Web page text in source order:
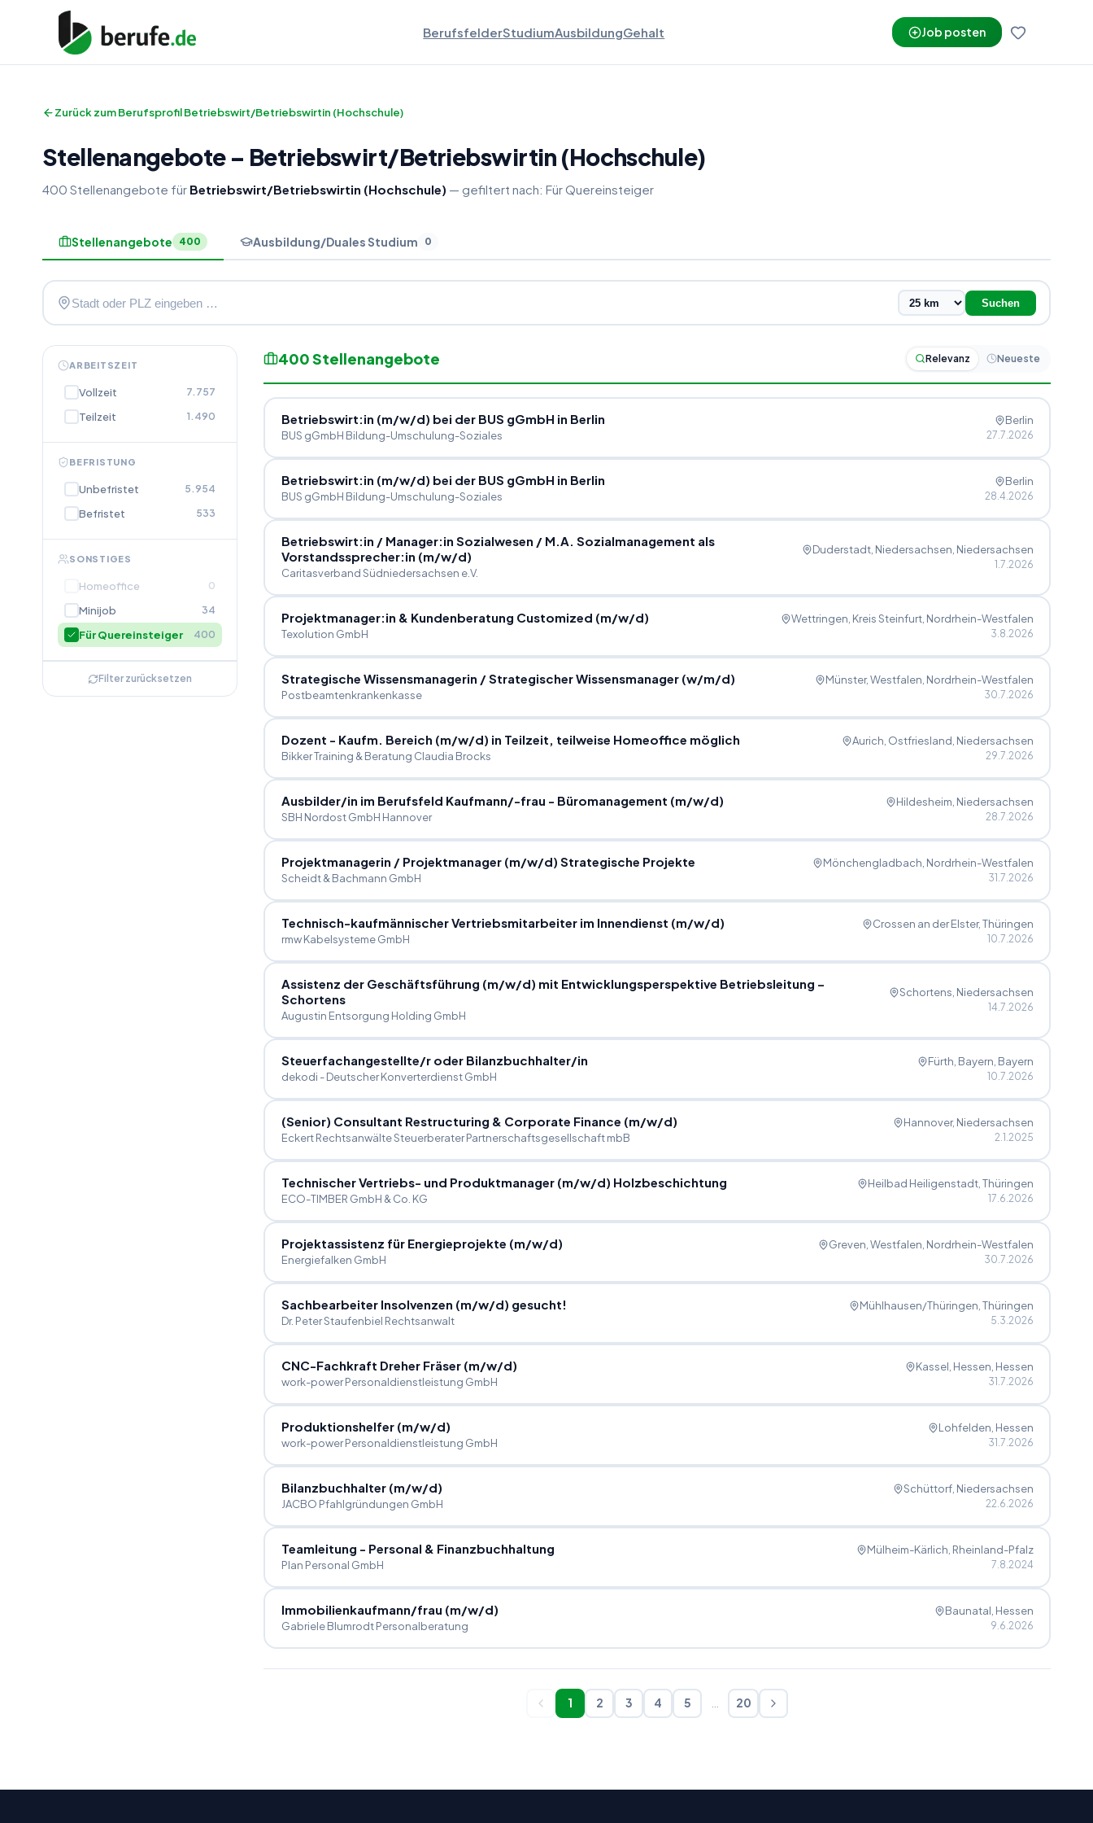
BerufsfelderStudiumAusbildungGehalt Job posten
Zurück zum BerufsprofilBetriebswirt/Betriebswirtin (Hochschule)
Stellenangebote– Betriebswirt/Betriebswirtin (Hochschule)
400 Stellenangebote für Betriebswirt/Betriebswirtin (Hochschule) — gefiltert nach: Für Quereinsteiger
Stellenangebote 400 Ausbildung/Duales Studium 0
Suchen
ARBEITSZEIT
Vollzeit 7.757
Teilzeit 1.490
BEFRISTUNG
Unbefristet 5.954
Befristet 533
SONSTIGES
Homeoffice 0
Minijob 34
Für Quereinsteiger 400
Filter zurücksetzen
400Stellenangebote Relevanz Neueste
Betriebswirt:in (m/w/d) bei der BUS gGmbH in Berlin
BUS gGmbH Bildung-Umschulung-Soziales
Berlin
27.7.2026
Betriebswirt:in (m/w/d) bei der BUS gGmbH in Berlin
BUS gGmbH Bildung-Umschulung-Soziales
Berlin
28.4.2026
Betriebswirt:in /Manager:in Sozialwesen /M.A. Sozialmanagement als
Vorstandssprecher:in (m/w/d)
Caritasverband Südniedersachsen e.V.
Duderstadt, Niedersachsen , Niedersachsen
1.7.2026
Projektmanager:in & Kundenberatung Customized (m/w/d)
Texolution GmbH
Wettringen, Kreis Steinfurt, Nordrhein-Westfalen
3.8.2026
Strategische Wissensmanagerin /Strategischer Wissensmanager (w/m/d)
Postbeamtenkrankenkasse
Münster, Westfalen , Nordrhein-Westfalen
30.7.2026
Dozent - Kaufm. Bereich (m/w/d) in Teilzeit, teilweise Homeoffice möglich
Bikker Training & Beratung Claudia Brocks
Aurich, Ostfriesland , Niedersachsen
29.7.2026
Ausbilder/in im Berufsfeld Kaufmann/-frau - Büromanagement (m/w/d)
SBH Nordost GmbH Hannover
Hildesheim , Niedersachsen
28.7.2026
Projektmanagerin /Projektmanager (m/w/d) Strategische Projekte
Scheidt & Bachmann GmbH
Mönchengladbach , Nordrhein-Westfalen
31.7.2026
Technisch-kaufmännischer Vertriebsmitarbeiter im Innendienst (m/w/d)
rmw Kabelsysteme GmbH
Crossen an der Elster, Thüringen
10.7.2026
Assistenz der Geschäftsführung (m/w/d) mit Entwicklungsperspektive Betriebsleitung –
Schortens
Augustin Entsorgung Holding GmbH
Schortens , Niedersachsen
14.7.2026
Steuerfachangestellte/r oder Bilanzbuchhalter/in
dekodi - Deutscher Konverterdienst GmbH
Fürth, Bayern , Bayern
10.7.2026
(Senior) Consultant Restructuring & Corporate Finance (m/w/d)
Eckert Rechtsanwälte Steuerberater Partnerschaftsgesellschaft mbB
Hannover, Niedersachsen
2.1.2025
Technischer Vertriebs- und Produktmanager (m/w/d) Holzbeschichtung
ECO-TIMBER GmbH & Co. KG
Heilbad Heiligenstadt, Thüringen
17.6.2026
Projektassistenz für Energieprojekte (m/w/d)
Energiefalken GmbH
Greven, Westfalen , Nordrhein-Westfalen
30.7.2026
Sachbearbeiter Insolvenzen (m/w/d) gesucht!
Dr. Peter Staufenbiel Rechtsanwalt
Mühlhausen/Thüringen , Thüringen
5.3.2026
CNC-Fachkraft Dreher Fräser (m/w/d)
work-power Personaldienstleistung GmbH
Kassel, Hessen , Hessen
31.7.2026
Produktionshelfer (m/w/d)
work-power Personaldienstleistung GmbH
Lohfelden , Hessen
31.7.2026
Bilanzbuchhalter (m/w/d)
JACBO Pfahlgründungen GmbH
Schüttorf, Niedersachsen
22.6.2026
Teamleitung - Personal & Finanzbuchhaltung
Plan Personal GmbH
Mülheim-Kärlich , Rheinland-Pfalz
7.8.2024
Immobilienkaufmann/frau (m/w/d)
Gabriele Blumrodt Personalberatung
Baunatal , Hessen
9.6.2026
1 2 3 4 5 20